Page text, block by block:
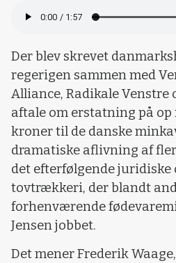
Der blev skrevet
regerigen sammen med
Alliance, Radikale Venstre
aftale om erstatning på
kroner til de danske
dramatiske aflivning af
det efterfølgende juridiske
tovtrækkeri, der blandt
forhenværende
Jensen jobbet.
Det mener Frederik